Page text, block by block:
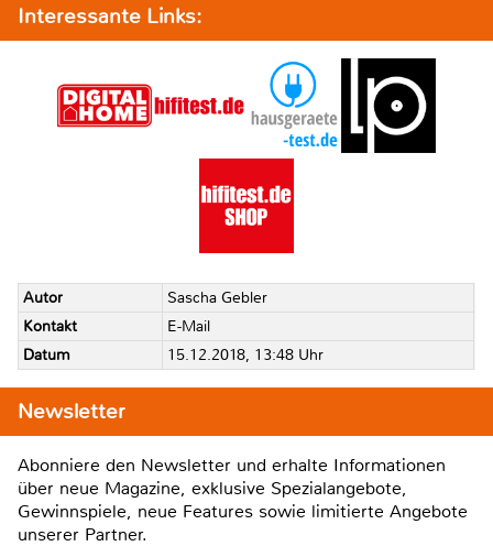
Interessante Links:
Autor
Sascha Gebler
Kontakt
E-Mail
Datum
15.12.2018, 13:48 Uhr
Newsletter
Abonniere den Newsletter und erhalte Informationen
über neue Magazine, exklusive Spezialangebote,
Gewinnspiele, neue Features sowie limitierte Angebote
unserer Partner.